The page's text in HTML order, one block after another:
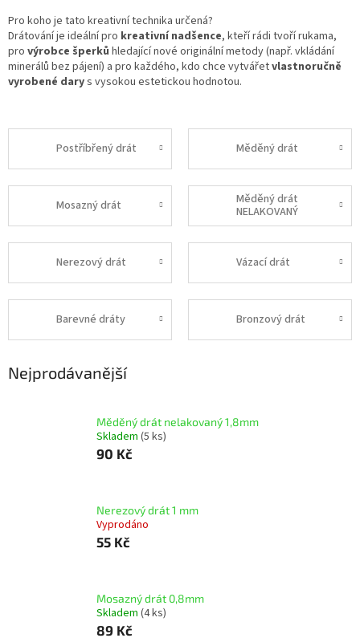
Pro koho je tato kreativní technika určená?
Drátování je ideální pro kreativní nadšence, kteří rádi tvoří rukama,
pro výrobce šperků hledající nové originální metody (např. vkládání
minerálů bez pájení) a pro každého, kdo chce vytvářetvlastnoručně
vyrobené darys vysokou estetickou hodnotou.
Postříbřený drát Měděný drát
Mosazný drát
Měděný drát
NELAKOVANÝ
Nerezový drát Vázací drát
Barevné dráty Bronzový drát
Nejprodávanější
Měděný drát nelakovaný 1,8mm
Skladem (5 ks)
90 Kč
Nerezový drát 1 mm
Vyprodáno
55 Kč
Mosazný drát 0,8mm
Skladem (4 ks)
89 Kč